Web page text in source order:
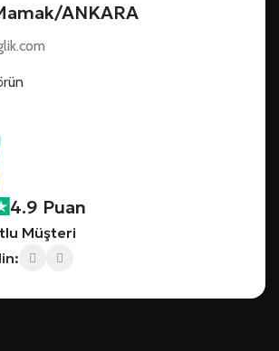
ANKARA
4.9 Puan
Müşteri